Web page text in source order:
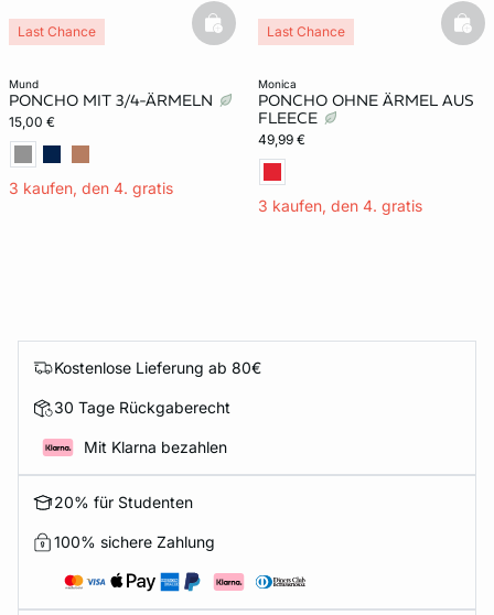
mund
PONCHO MIT 3/4-ÄRMELN
15,00 €
3 kaufen, den 4. gratis
Last Chance basketfull
monica
PONCHO OHNE ÄRMEL AUS
FLEECE
49,99 €
3 kaufen, den 4. gratis
Last Chance
Kostenlose Lieferung ab 80€
30 Tage Rückgaberecht
Mit Klarna bezahlen
20% für Studenten
100% sichere Zahlung